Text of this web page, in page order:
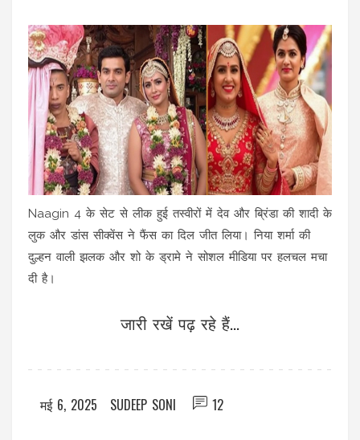
Naagin 4 के सेट से लीक हुई तस्वीरों में देव और ब्रिंडा की शादी के
लुक और डांस सीक्वेंस ने फैंस का दिल जीत लिया। निया शर्मा की
दुल्हन वाली झलक और शो के ड्रामे ने सोशल मीडिया पर हलचल मचा
दी है।
जारी रखें पढ़ रहे हैं...
मई 6, 2025 SUDEEP SONI 12